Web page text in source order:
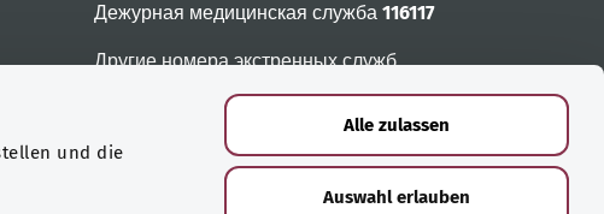
und die
Alle zulassen
Auswahl erlauben
Дежурная медицинская служба 116117
Другие номера экстренных служб